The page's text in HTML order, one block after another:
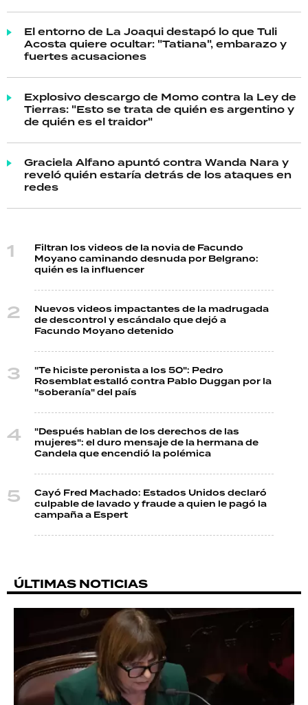
El entorno de La Joaqui destapó lo que Tuli
Acosta quiere ocultar: "Tatiana", embarazo y
fuertes acusaciones
Explosivo descargo de Momo contra la Ley de
Tierras: "Esto se trata de quién es argentino y
de quién es el traidor"
Graciela Alfano apuntó contra Wanda Nara y
reveló quién estaría detrás de los ataques en
redes
Filtran los videos de la novia de Facundo
Moyano caminando desnuda por Belgrano:
quién es la influencer
Nuevos videos impactantes de la madrugada
de descontrol y escándalo que dejó a
Facundo Moyano detenido
"Te hiciste peronista a los 50": Pedro
Rosemblat estalló contra Pablo Duggan por la
"soberanía" del país
"Después hablan de los derechos de las
mujeres": el duro mensaje de la hermana de
Candela que encendió la polémica
Cayó Fred Machado: Estados Unidos declaró
culpable de lavado y fraude a quien le pagó la
campaña a Espert
ÚLTIMAS NOTICIAS